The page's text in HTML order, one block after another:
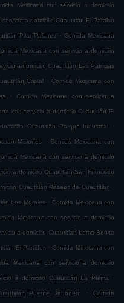
Mexicana con servicio a domicilio
a domicilio Cuautitlán El Paraiso
Pilar Pallares . Comida Mexicana
Mexicana con servicio a domicilio
a domicilio Cuautitlán Las Patricias
Cristal . Comida Mexicana con
. Comida Mexicana con servicio a
con servicio a domicilio Cuautitlán El
Cuautitlán Parque Industrial .
Misiones . Comida Mexicana con
Mexicana con servicio a domicilio
a domicilio Cuautitlán San Francisco
Cuautitlán Paseos de Cuautitlan .
Los Morales . Comida Mexicana con
Mexicana con servicio a domicilio
a domicilio Cuautitlán Loma Bonita
El Partidor . Comida Mexicana con
Mexicana con servicio a domicilio
a domicilio Cuautitlán La Palma .
Puente Jabonero . Comida